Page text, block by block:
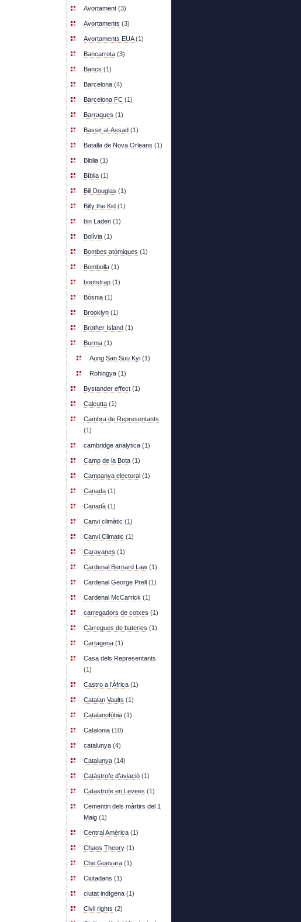
Avortament (3)
Avortaments (3)
Avortaments EUA(1)
Bancarrota (3)
Bancs (1)
Barcelona (4)
Barcelona FC (1)
Barraques (1)
Bassir al-Assad (1)
Batalla de Nova Orleans (1)
Biblia (1)
Bíblia (1)
Bill Douglas (1)
Billy the Kid (1)
bin Laden (1)
Bolívia (1)
Bombes atòmiques (1)
Bombolla (1)
bootstrap (1)
Bòsnia (1)
Brooklyn (1)
Brother Island (1)
Burma (1)
Aung San Suu Kyi (1)
Rohingya (1)
Bystander effect (1)
Calcutta (1)
Cambra de Representants
(1)
cambridge analytica (1)
Camp de la Bota (1)
Campanya electoral (1)
Canada (1)
Canadà (1)
Canvi climàtic (1)
Canvi Climatic (1)
Caravanes (1)
Cardenal Bernard Law (1)
Cardenal George Prell (1)
Cardenal McCarrick (1)
carregadors de cotxes (1)
Càrregues de bateries (1)
Cartagena (1)
Casa dels Representants
(1)
Castro a l’Àfrica (1)
Catalan Vaults (1)
Catalanofòbia (1)
Catalonia (10)
catalunya (4)
Catalunya (14)
Catàstrofe d’aviació (1)
Catastrofe en Levees (1)
Cementiri dels màrtirs del 1
Maig (1)
Central Amèrica (1)
Chaos Theory (1)
Che Guevara (1)
Ciutadans (1)
ciutat indígena (1)
Civil rights (2)